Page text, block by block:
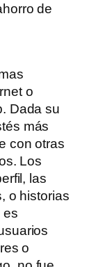
de
o
Dada su
más
con otras
Los
las
o historias
es
o